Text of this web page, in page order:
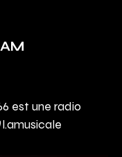
est une radio